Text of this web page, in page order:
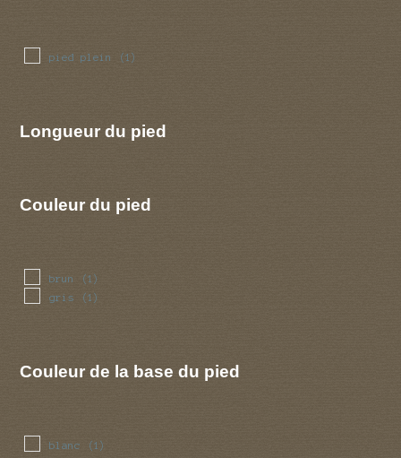
pied plein (1)
Longueur du pied
Couleur du pied
brun (1)
gris (1)
Couleur de la base du pied
blanc (1)